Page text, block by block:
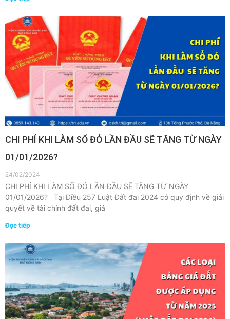
CHI PHÍ KHI LÀM SỔ ĐỎ LẦN ĐẦU SẼ TĂNG TỪ NGÀY
01/01/2026?
24/02/2024
CHI PHÍ KHI LÀM SỔ ĐỎ LẦN ĐẦU SẼ TĂNG TỪ NGÀY
01/01/2026? Tại Điều 257 Luật Đất đai 2024 có quy định về giải
quyết về tài chính đất đai, giá
Đọc tiếp